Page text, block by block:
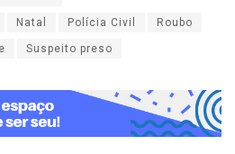
Natal Polícia Civil Roubo
Suspeito preso